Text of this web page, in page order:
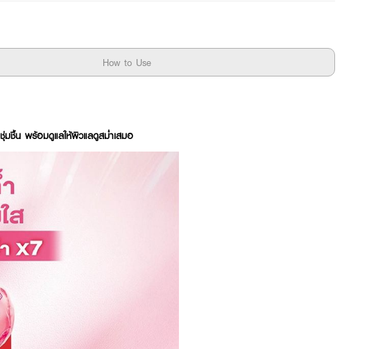
How to Use
มชื้น พร้อมดูแลให้ผิวแลดูสม่ำเสมอ